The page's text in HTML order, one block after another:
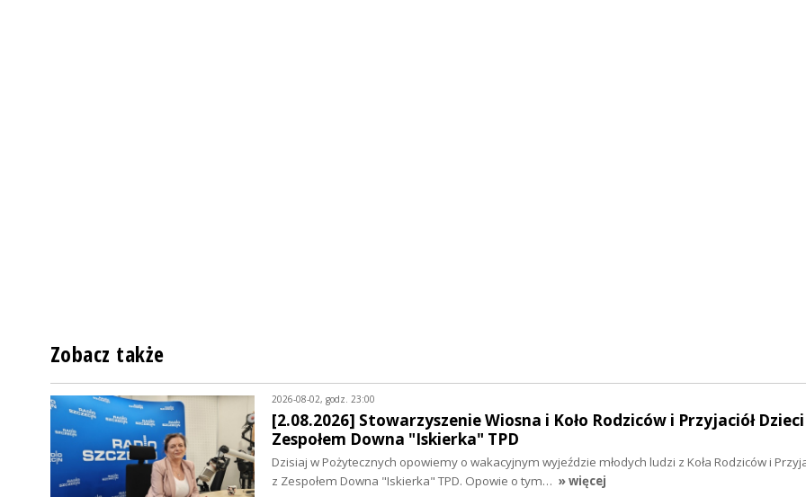
Zobacz także
2026-08-02, godz. 23:00
[2.08.2026] Stowarzyszenie Wiosna i Koło Rodziców i Przyjaciół Dzieci
Zespołem Downa "Iskierka" TPD
Dzisiaj w Pożytecznych opowiemy o wakacyjnym wyjeździe młodych ludzi z Koła Rodziców i
z Zespołem Downa "Iskierka" TPD. Opowie o tym… » więcej